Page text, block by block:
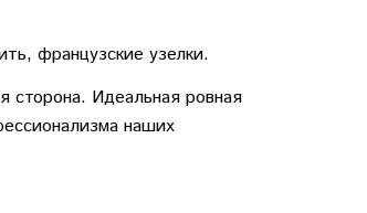
французские узелки.
сторона. Идеальная ровная
наших